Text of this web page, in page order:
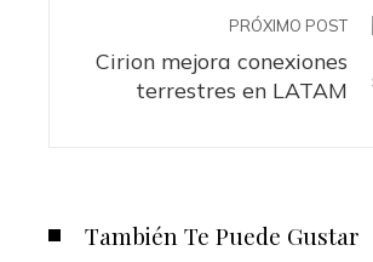
PRÓXIMO POST
Cirion mejora conexiones
terrestres en LATAM
También Te Puede Gustar